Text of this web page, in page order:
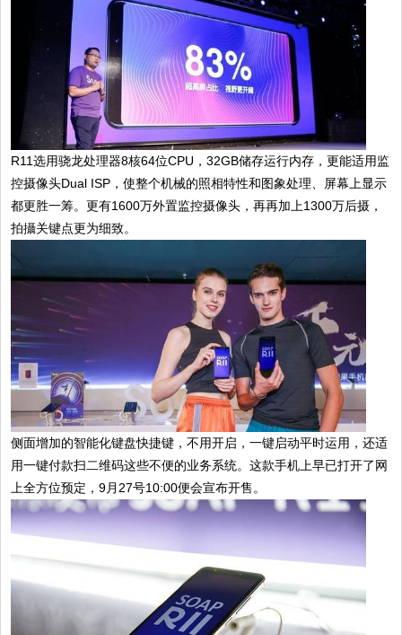
R11选用骁龙处理器8核64位CPU，32GB储存运行内存，更能适用监
控摄像头Dual ISP，使整个机械的照相特性和图象处理、屏幕上显示
都更胜一筹。更有1600万外置监控摄像头，再再加上1300万后摄，
拍攝关键点更为细致。
侧面增加的智能化键盘快捷键，不用开启，一键启动平时运用，还适
用一键付款扫二维码这些不便的业务系统。这款手机上早已打开了网
上全方位预定，9月27号10:00便会宣布开售。